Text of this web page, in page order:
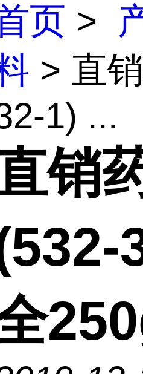
页 >
> 直
1) ...
销